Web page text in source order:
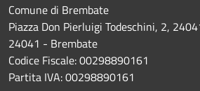
Comune di Brembate
Piazza Don Pierluigi Todeschini, 2,
24041 - Brembate
Codice Fiscale: 00298890161
Partita IVA: 00298890161